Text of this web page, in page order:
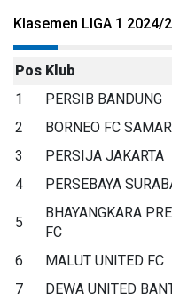
Klasemen LIGA 1 2024/
Pos Klub
1
PERSIB BANDUNG
2
BORNEO FC
3
PERSIJA JAKARTA
4
PERSEBAYA
5
BHAYANGKARA
FC
6 MALUT UNITED FC
7
DEWA UNITED